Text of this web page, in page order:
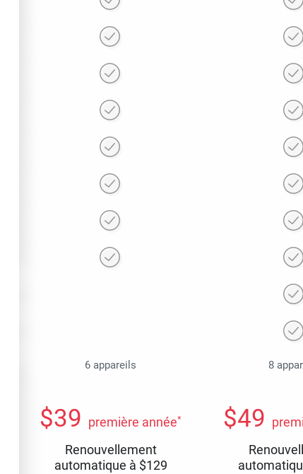
6 appareils 8
$39 première année*
Renouvellement
automatique à $129
$49